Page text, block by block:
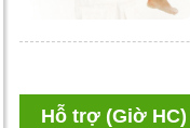
Hỗ trợ (Giờ HC)